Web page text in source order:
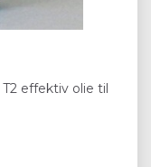
effektiv olie til